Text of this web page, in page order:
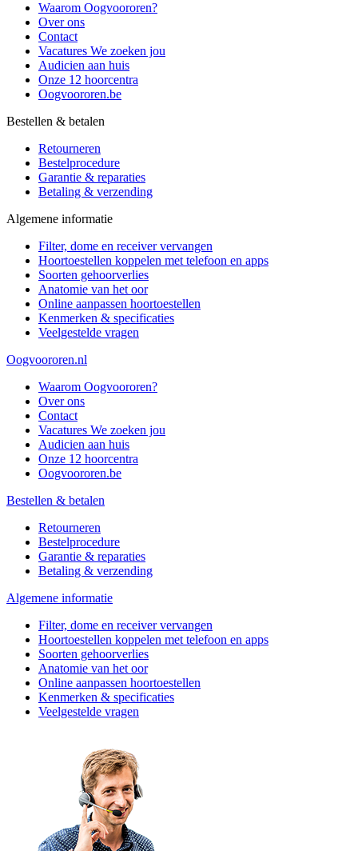
Waarom Oogvoororen?
Over ons
Contact
Vacatures We zoeken jou
Audicien aan huis
Onze 12 hoorcentra
Oogvoororen.be
Bestellen & betalen
Retourneren
Bestelprocedure
Garantie & reparaties
Betaling & verzending
Algemene informatie
Filter, dome en receiver vervangen
Hoortoestellen koppelen met telefoon en apps
Soorten gehoorverlies
Anatomie van het oor
Online aanpassen hoortoestellen
Kenmerken & specificaties
Veelgestelde vragen
Oogvoororen.nl
Waarom Oogvoororen?
Over ons
Contact
Vacatures We zoeken jou
Audicien aan huis
Onze 12 hoorcentra
Oogvoororen.be
Bestellen & betalen
Retourneren
Bestelprocedure
Garantie & reparaties
Betaling & verzending
Algemene informatie
Filter, dome en receiver vervangen
Hoortoestellen koppelen met telefoon en apps
Soorten gehoorverlies
Anatomie van het oor
Online aanpassen hoortoestellen
Kenmerken & specificaties
Veelgestelde vragen